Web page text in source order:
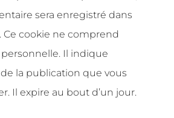
sera enregistré dans
Ce cookie ne comprend
Il indique
la publication que vous
Il expire au bout d’un jour.